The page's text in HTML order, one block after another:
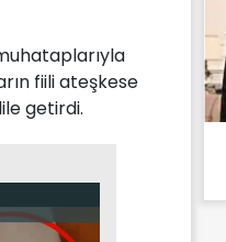
fiili ateşkese
getirdi.